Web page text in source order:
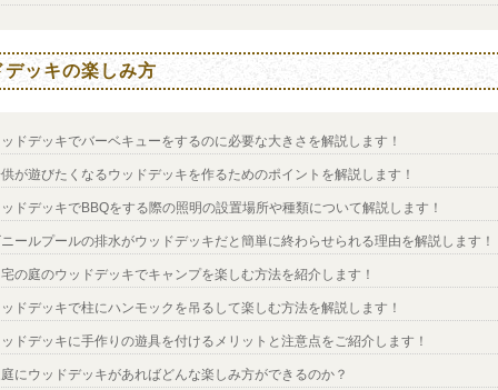
デッキの楽しみ方
ドデッキでバーベキューをするのに必要な大きさを解説します！
が遊びたくなるウッドデッキを作るためのポイントを解説します！
ドデッキでBBQをする際の照明の設置場所や種類について解説します！
ールプールの排水がウッドデッキだと簡単に終わらせられる理由を解説します！
の庭のウッドデッキでキャンプを楽しむ方法を紹介します！
ドデッキで柱にハンモックを吊るして楽しむ方法を解説します！
ドデッキに手作りの遊具を付けるメリットと注意点をご紹介します！
にウッドデッキがあればどんな楽しみ方ができるのか？